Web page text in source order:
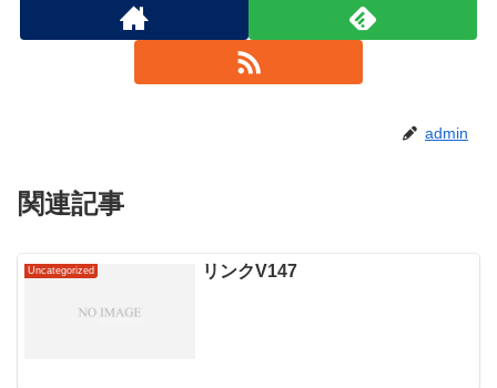
admin
関連記事
Uncategorized リンクV147